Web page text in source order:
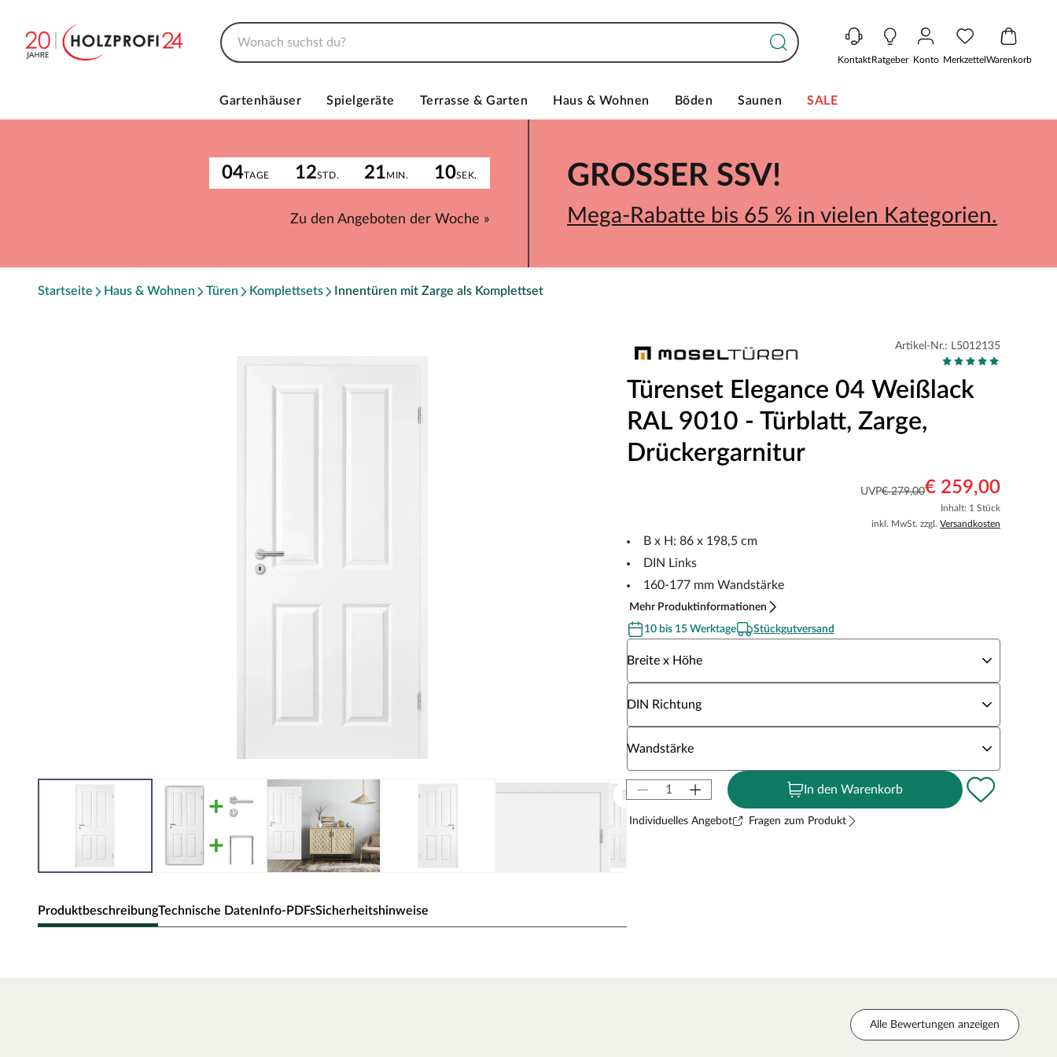
KontaktRatgeber Konto MerkzettelWarenkorb
Gartenhäuser Spielgeräte Terrasse & Garten Haus & Wohnen Böden Saunen SALE
04TAGE 12STD. 21MIN. 10SEK.
Zu den Angeboten der Woche »
GROSSER SSV!
Mega-Rabatte bis 65 % in vielen Kategorien.
Startseite Haus & Wohnen Türen Komplettsets Innentüren mit Zarge als Komplettset
ProduktbeschreibungTechnische DatenInfo-PDFsSicherheitshinweise
Artikel-Nr.: L5012135
Türenset Elegance 04 Weißlack
RAL 9010 - Türblatt, Zarge,
Drückergarnitur
UVP€ 279,00€ 259,00
Inhalt: 1 Stück
inkl. MwSt. zzgl. Versandkosten
B x H: 86 x 198,5 cm
DIN Links
160-177 mm Wandstärke
Mehr Produktinformationen
10 bis 15 Werktage
Stückgutversand
Breite x Höhe
DIN Richtung
Wandstärke
In den Warenkorb
Individuelles Angebot Fragen zum Produkt
Alle Bewertungen anzeigen